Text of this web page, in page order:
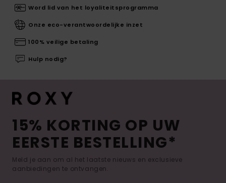
Word lid van het loyaliteitsprogramma
Onze eco-verantwoordelijke inzet
100% veilige betaling
Hulp nodig?
15% KORTING OP UW
EERSTE BESTELLING*
Meld je aan om al het laatste nieuws en exclusieve
aanbiedingen te ontvangen.